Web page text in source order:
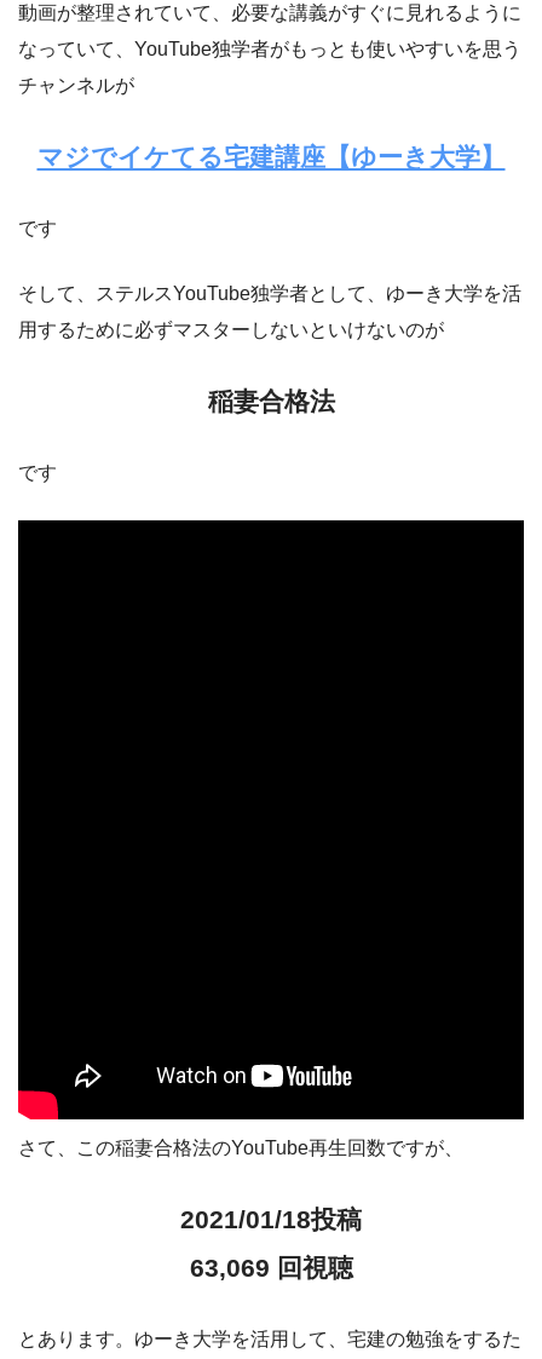
動画が整理されていて、必要な講義がすぐに見れるように
なっていて、YouTube独学者がもっとも使いやすいを思う
チャンネルが
マジでイケてる宅建講座【ゆーき大学】
です
そして、ステルスYouTube独学者として、ゆーき大学を活
用するために必ずマスターしないといけないのが
稲妻合格法
です
さて、この稲妻合格法のYouTube再生回数ですが、
2021/01/18投稿
63,069 回視聴
とあります。ゆーき大学を活用して、宅建の勉強をするた